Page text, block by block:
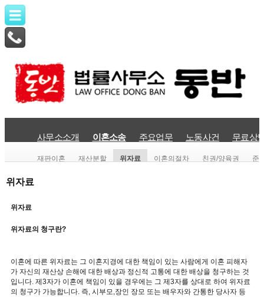
사무소소개 이혼소송 주요업무 노동사건 무료상
재판이혼 재산분할 위자료 이혼의절차 친권/양육권 준
위자료
위자료
위자료의 청구란?
이혼에 따른 위자료는 그 이혼지경에 대한 책임이 있는 사람에게 이혼 피해자
가 자신의 재산상 손해에 대한 배상과 정신적 고통에 대한 배상을 청구하는 것
입니다. 제3자가 이혼에 책임이 있을 경우에는 그 제3자를 상대로 하여 위자료
의 청구가 가능합니다. 즉, 시부모,장인 장모 또는 배우자와 간통한 당사자 등